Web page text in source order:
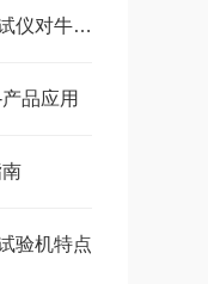
如何使用肉品嫩度测试仪对牛肉进行嫩度测试？
品应用
验机特点